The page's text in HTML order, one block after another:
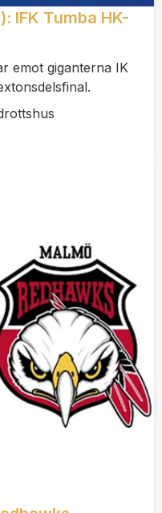
IFK Tumba HK-
emot giganterna IK